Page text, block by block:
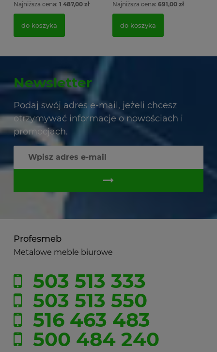
Najniższa cena: 1 487,00 zł
do koszyka
Najniższa cena: 691,00 zł
do koszyka
Newsletter
Podaj swój adres e-mail, jeżeli chcesz
otrzymywać informacje o nowościach i
promocjach.
Profesmeb
Metalowe meble biurowe
503 513 333
503 513 550
516 463 483
500 484 240